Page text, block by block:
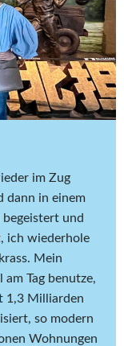
im Zug
dann in einem
und
ich wiederhole
Mein
Tag benutze,
1,3 Milliarden
so modern
Wohnungen